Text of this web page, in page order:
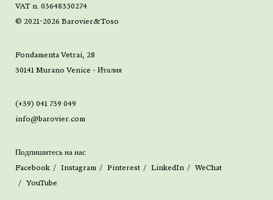
VAT n. 03648350274
© 2021-2026 Barovier&Toso
Fondamenta Vetrai, 28
30141 Murano Venice - Италия
(+39) 041 739 049
info@barovier.com
Подпишитесь на нас
Facebook
Instagram Pinterest LinkedIn
WeChat
YouTube